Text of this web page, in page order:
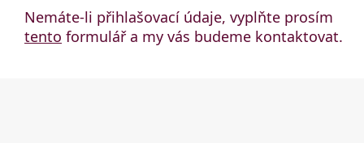
Nemáte-li přihlašovací údaje, vyplňte prosím
tento formulář a my vás budeme kontaktovat.